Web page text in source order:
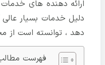
ارائه دهنده های
دلیل خدمات بسیار عالی
دهد ، توانسته است از
فهرست